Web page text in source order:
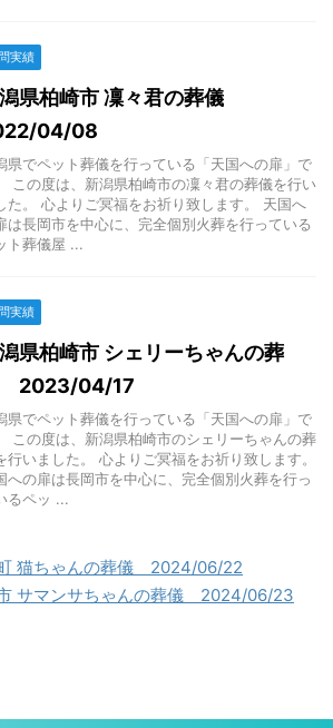
実績
県柏崎市 凜々君の葬儀
04/08
県でペット葬儀を行っている「天国への扉」で
この度は、新潟県柏崎市の凜々君の葬儀を行い
た。 心よりご冥福をお祈り致します。 天国へ
は長岡市を中心に、完全個別火葬を行っている
ト葬儀屋 ...
実績
県柏崎市 シェリーちゃんの葬
2023/04/17
県でペット葬儀を行っている「天国への扉」で
この度は、新潟県柏崎市のシェリーちゃんの葬
行いました。 心よりご冥福をお祈り致します。
への扉は長岡市を中心に、完全個別火葬を行っ
るペッ ...
猫ちゃんの葬儀 2024/06/22
サマンサちゃんの葬儀 2024/06/23